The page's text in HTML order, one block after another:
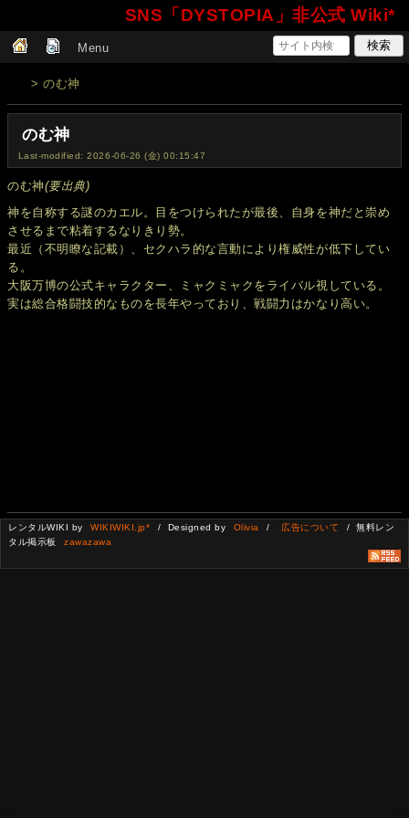
SNS「DYSTOPIA」非公式 Wiki*
Menu
> のむ神
のむ神
Last-modified: 2026-06-26 (金) 00:15:47
のむ神(要出典)
神を自称する謎のカエル。目をつけられたが最後、自身を神だと崇め
させるまで粘着するなりきり勢。
最近（不明瞭な記載）、セクハラ的な言動により権威性が低下してい
る。
大阪万博の公式キャラクター、ミャクミャクをライバル視している。
実は総合格闘技的なものを長年やっており、戦闘力はかなり高い。
レンタルWIKI by WIKIWIKI.jp* / Designed by Olivia / 広告について
/ 無料レン
タル掲示板
zawazawa